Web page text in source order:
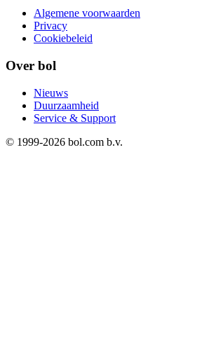
Algemene voorwaarden
Privacy
Cookiebeleid
Over bol
Nieuws
Duurzaamheid
Service & Support
© 1999-2026 bol.com b.v.